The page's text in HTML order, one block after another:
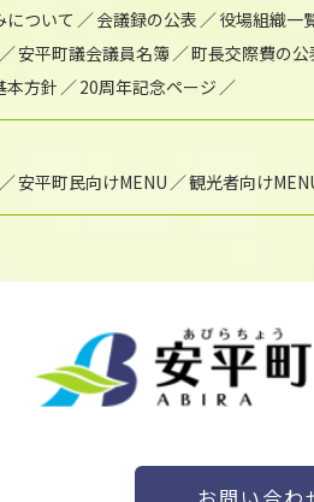
について
会議録の公表 役場組織一
安平町議会議員名簿 町長交際費の公
本方針
20周年記念ページ
安平町民向けMENU 観光者向け